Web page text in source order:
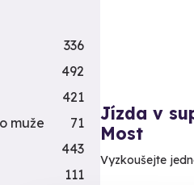
Jízda v
Most
Vyzkoušejte
336
492
421
muže
71
443
111